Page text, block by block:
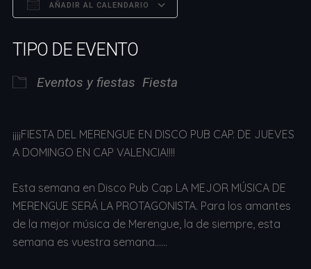
AÑADIR AL CALENDARIO
TIPO DE EVENTO
Eventos y fiestas Fiesta
¡¡¡¡FIESTA DEL MERENGUE EN DISCO PUB CAP. DE JUEVES
A DOMINGO EN CAP VALENCIA!!!!
Esta semana en Disco Pub Cap LA MEJOR MÚSICA DE
MERENGUE SERÁ LA PROTAGONISTA. Para los amantes
de la mejor música de Merengue, la de siempre, esta
semana es vuestra semana……